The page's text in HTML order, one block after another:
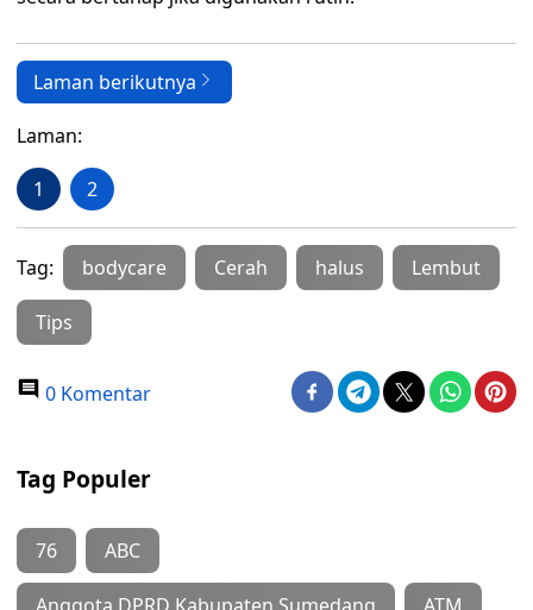
Laman berikutnya
Laman:
1 2
Tag: bodycare Cerah halus Lembut
Tips
0 Komentar
Tag Populer
76 ABC